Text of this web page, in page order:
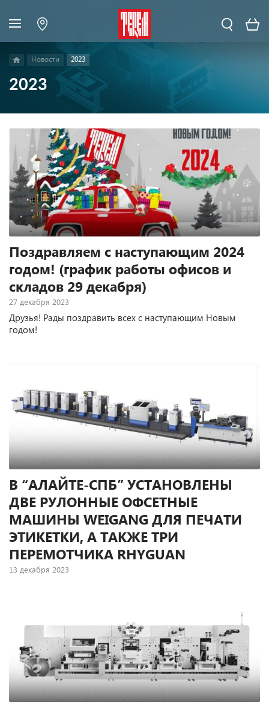
Новости 2023
2023
Поздравляем с наступающим 2024
годом! (график работы офисов и
складов 29 декабря)
27 декабря 2023
Друзья! Рады поздравить всех с наступающим Новым
годом!
В “АЛАЙТЕ-СПБ” УСТАНОВЛЕНЫ
ДВЕ РУЛОННЫЕ ОФСЕТНЫЕ
МАШИНЫ WEIGANG ДЛЯ ПЕЧАТИ
ЭТИКЕТКИ, А ТАКЖЕ ТРИ
ПЕРЕМОТЧИКА RHYGUAN
13 декабря 2023
(Китай), предназначенные для печати этикеточной
продукции, а также три сервоприводные машины для
продольной резки и перемотки Rhyguan Smart (Китай).